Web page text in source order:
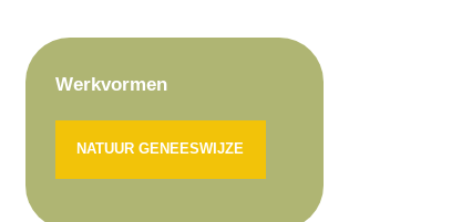
Werkvormen
NATUUR GENEESWIJZE